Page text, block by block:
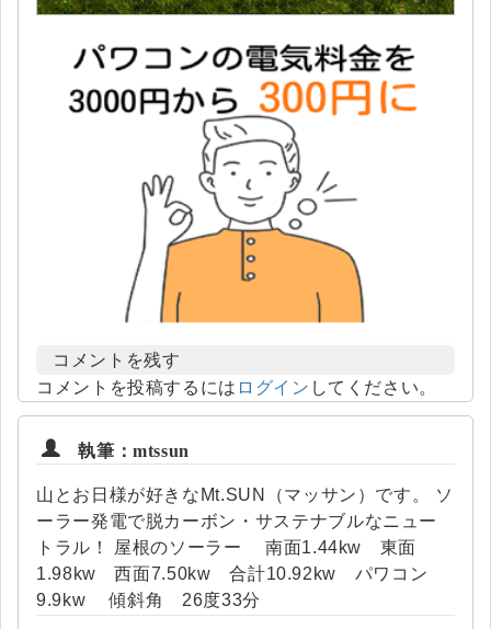
コメントを残す
コメントを投稿するには ログイン してください。
執筆：mtssun
山とお日様が好きなMt.SUN（マッサン）です。 ソ
ーラー発電で脱カーボン・サステナブルなニュー
トラル！ 屋根のソーラー 南面1.44kw 東面
1.98kw 西面7.50kw 合計10.92kw パワコン
9.9kw 傾斜角 26度33分